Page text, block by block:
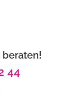
beraten!
44